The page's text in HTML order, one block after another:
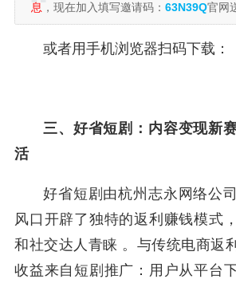
息 ，现在加入填写邀请码： 63N39Q官网
或者用手机浏览器扫码下载：
三、好省短剧：内容变现新
活
好省短剧由杭州志永网络公
风口开辟了独特的返利赚钱模式
和社交达人青睐 。与传统电商返
收益来自短剧推广：用户从平台